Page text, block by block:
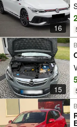
16
15